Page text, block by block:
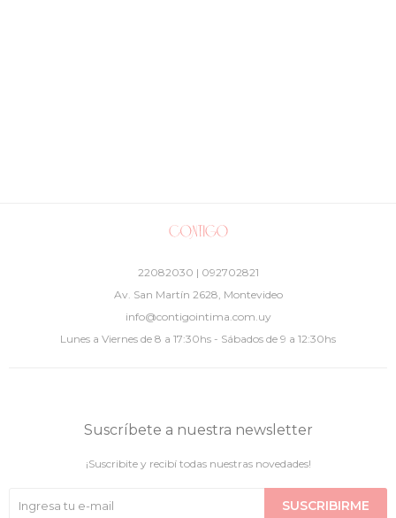
22082030 | 092702821
Av. San Martín 2628, Montevideo
info@contigointima.com.uy
Lunes a Viernes de 8 a 17:30hs - Sábados de 9 a 12:30hs
Suscríbete a nuestra newsletter
¡Suscribite y recibí todas nuestras novedades!
SUSCRIBIRME